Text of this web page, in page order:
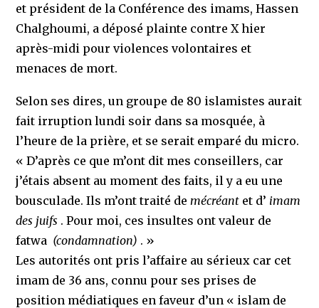
et président de la Conférence des imams, Hassen
Chalghoumi, a déposé plainte contre X hier
après-midi pour violences volontaires et
menaces de mort.
Selon ses dires, un groupe de 80 islamistes aurait
fait irruption lundi soir dans sa mosquée, à
l’heure de la prière, et se serait emparé du micro.
« D’après ce que m’ont dit mes conseillers, car
j’étais absent au moment des faits, il y a eu une
bousculade. Ils m’ont traité de mécréant et d’ imam
des juifs . Pour moi, ces insultes ont valeur de
fatwa (condamnation) . »
Les autorités ont pris l’affaire au sérieux car cet
imam de 36 ans, connu pour ses prises de
position médiatiques en faveur d’un « islam de